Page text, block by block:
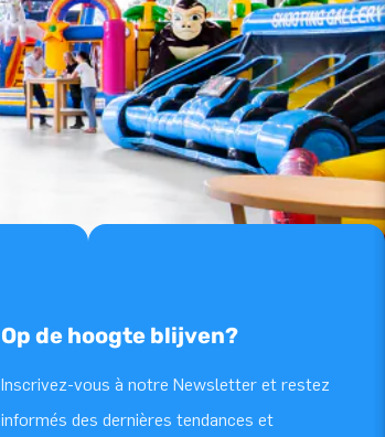
Op de hoogte blijven?
Inscrivez-vous à notre Newsletter et restez
informés des dernières tendances et